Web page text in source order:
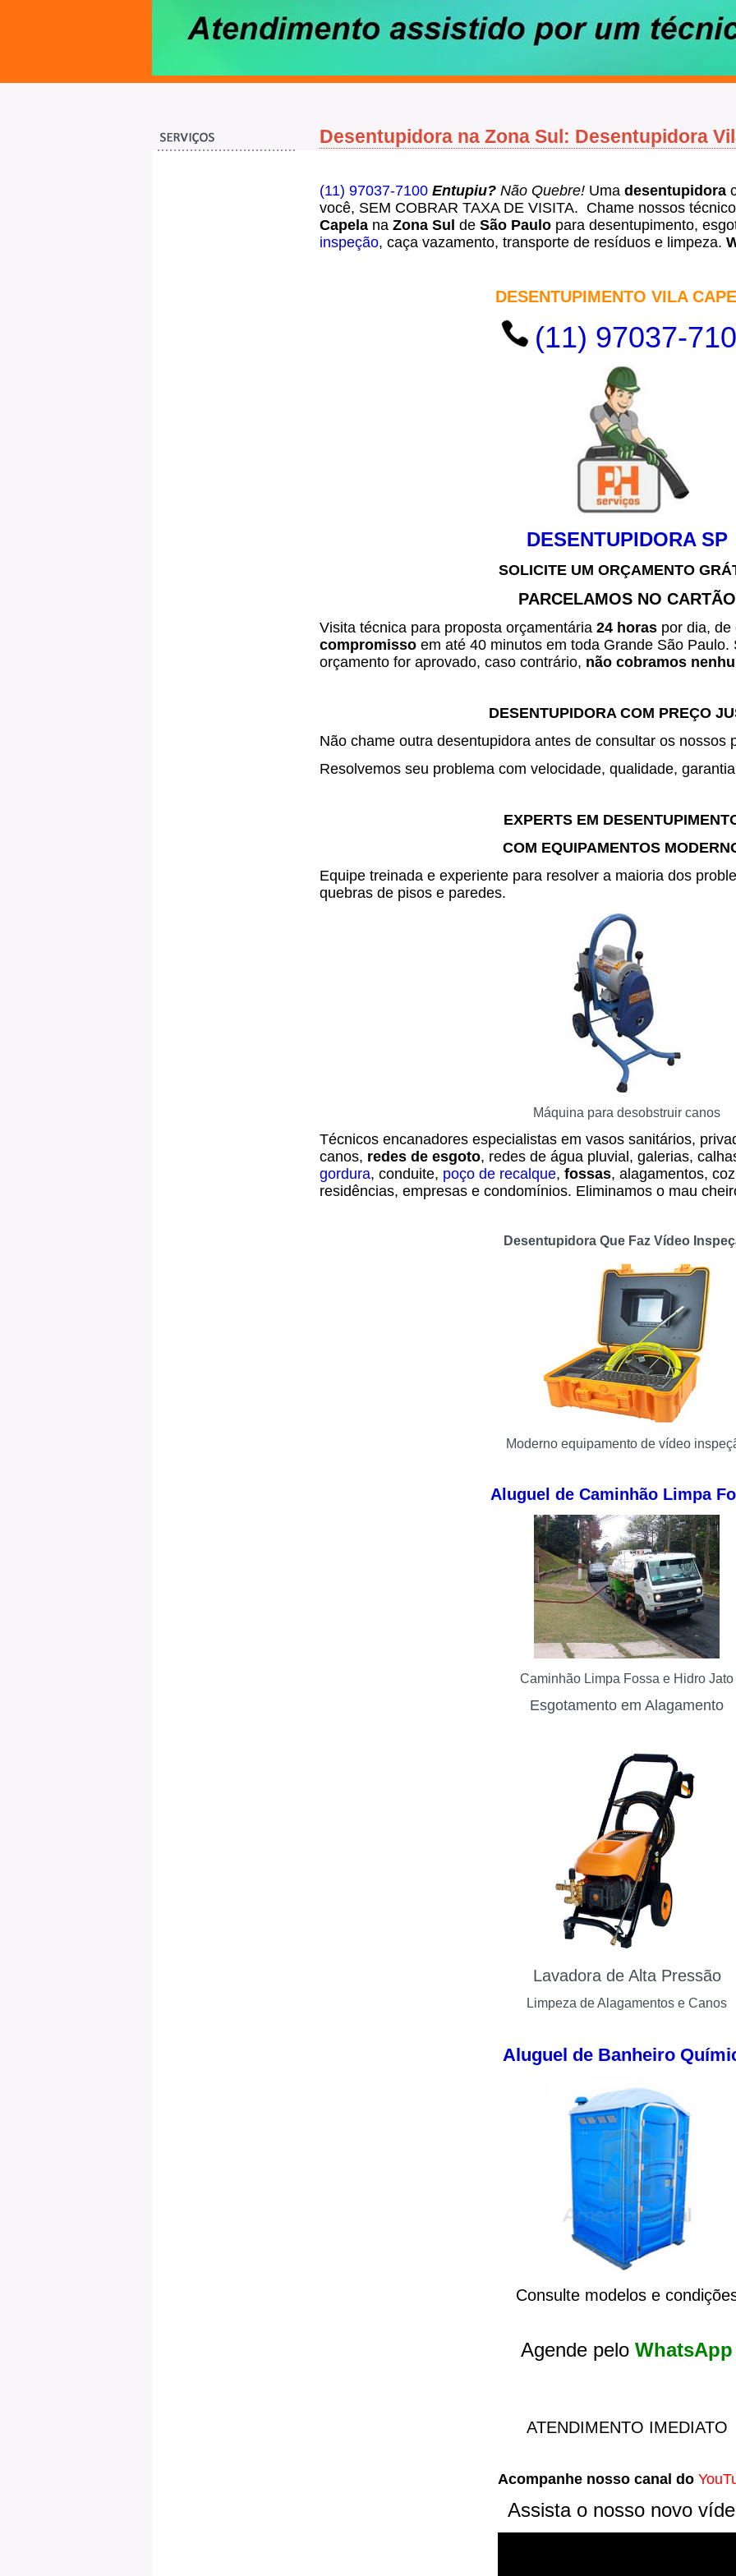
Desentupidora na Zona Sul: Desentupidora
(11) 97037-7100Entupiu? Não Quebre! Uma desentupidora
você, SEM COBRAR TAXA DE VISITA. Chame nossos
Capela na Zona Sul de São Paulopara desentupimento,
inspeção, caça vazamento, transporte de resíduos e limpeza.
DESENTUPIMENTO VILA
(11) 97037-
DESENTUPIDORA SP
SOLICITE UM ORÇAMENTO
PARCELAMOS NO CARTÃO
Visita técnica para proposta orçamentária 24 horaspor dia, de
compromissoem até 40 minutos em toda Grande São Paulo.
orçamento for aprovado, caso contrário, não cobramos
DESENTUPIDORA COM PREÇO
Não chame outra desentupidora antes de consultar os nossos
Resolvemos seu problema com velocidade, qualidade,
EXPERTS EM
COM EQUIPAMENTOS
Equipe treinada e experiente para resolver a maioria dos
quebras de pisos e paredes.
Máquina para desobstruir canos
Técnicos encanadores especialistas em vasos sanitários,
canos, redes de esgoto, redes de água pluvial, galerias,
gordura, conduite, poço de recalque, fossas, alagamentos,
residências, empresas e condomínios. Eliminamos o mau
Desentupidora Que Faz Vídeo
Moderno equipamento de vídeo
Aluguel de Caminhão Limpa
Caminhão Limpa Fossa e Hidro Jato
Esgotamento em Alagamento
Lavadora de Alta Pressão
Limpeza de Alagamentos e Canos
Aluguel de Banheiro
Consulte modelos e
Agende pelo WhatsApp
ATENDIMENTO IMEDIATO
Acompanhe nosso canal do
Assista o nosso novo